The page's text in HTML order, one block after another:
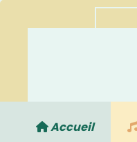
Accueil